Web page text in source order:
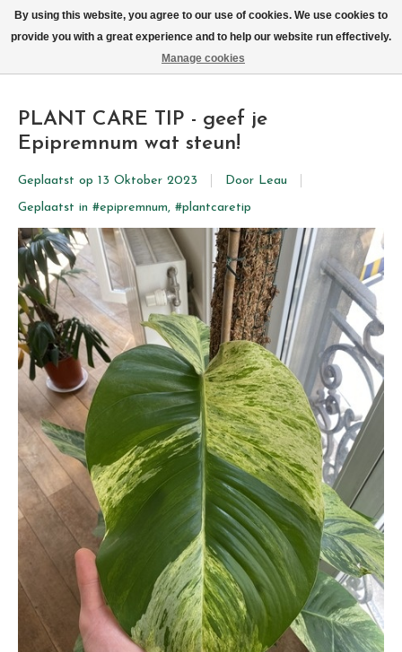
PLANT CARE TIP - geef je
Epipremnum wat steun!
Geplaatst op 13 Oktober 2023
Door Leau
Geplaatst in #epipremnum, #plantcaretip
By using this website, you agree to our use of cookies. We use cookies to
provide you with a great experience and to help our website run effectively.
Manage cookies